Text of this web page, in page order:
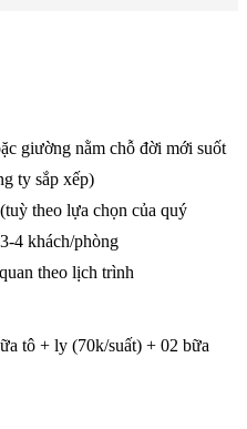
giường nằm chỗ đời mới suốt
ty sắp xếp)
theo lựa chọn của quý
4 khách/phòng
theo lịch trình
tô + ly (70k/suất) + 02 bữa